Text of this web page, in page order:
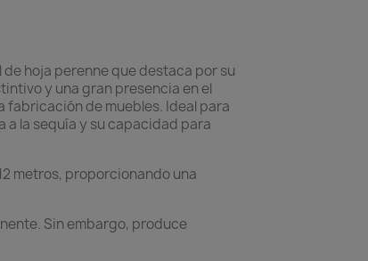
hoja perenne que destaca por su
y una gran presencia en el
fabricación de muebles. Ideal para
la sequía y su capacidad para
metros, proporcionando una
Sin embargo, produce